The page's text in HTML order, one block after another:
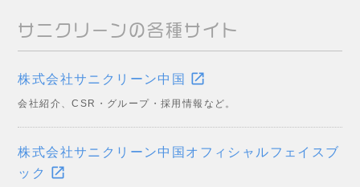
サニクリーンの各種サイト
株式会社サニクリーン中国 open_in_new
会社紹介、CSR・グループ・採用情報など。
株式会社サニクリーン中国オフィシャルフェイスブ
ック
open_in_new